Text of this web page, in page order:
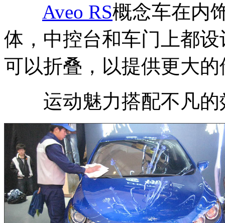
Aveo RS概念车在内
体，中控台和车门上都
可以折叠，以提供更大
运动魅力搭配不凡的